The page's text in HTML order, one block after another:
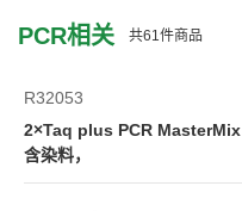
PCR相关 共61 件商品
R32053
2×Taq plus PCR MasterMix
含染料，